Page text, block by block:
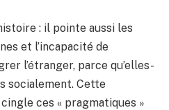
: il pointe aussi les
et l’incapacité de
l’étranger, parce qu’elles-
socialement. Cette
ces « pragmatiques »